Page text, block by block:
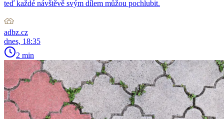
teď každé návštěvě svým dílem můžou pochlubit.
adbz.cz
dnes, 18:35
2 min